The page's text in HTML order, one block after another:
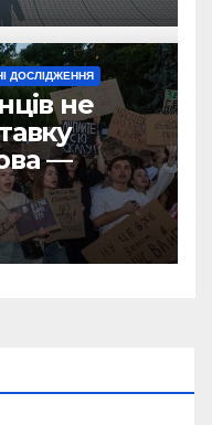
ДОСЛІДЖЕННЯ
не
—